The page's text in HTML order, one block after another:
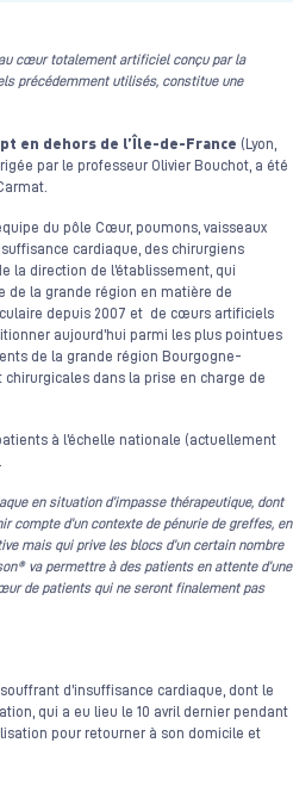
cœur totalement artificiel conçu par la
précédemment utilisés, constitue une
en dehors de l’Île-de-France (Lyon,
par le professeur Olivier Bouchot, a été
du pôle Cœur, poumons, vaisseaux
cardiaque, des chirurgiens
la direction de l’établissement, qui
de la grande région en matière de
depuis 2007 et de cœurs artificiels
aujourd’hui parmi les plus pointues
de la grande région Bourgogne-
dans la prise en charge de
à l’échelle nationale (actuellement
en situation d’impasse thérapeutique, dont
d’un contexte de pénurie de greffes, en
mais qui prive les blocs d’un certain nombre
va permettre à des patients en attente d’une
de patients qui ne seront finalement pas
d’insuffisance cardiaque, dont le
qui a eu lieu le 10 avril dernier pendant
pour retourner à son domicile et